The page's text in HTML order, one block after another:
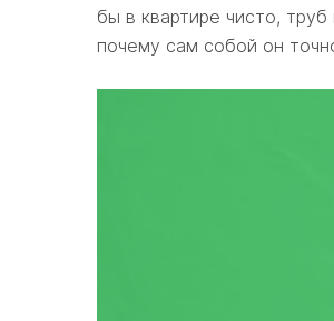
бы в квартире чисто,
почему сам собой он